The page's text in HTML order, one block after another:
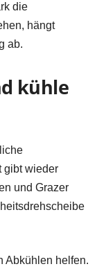
die
hängt
ab.
kühle
gibt wieder
und Grazer
Abkühlen helfen.